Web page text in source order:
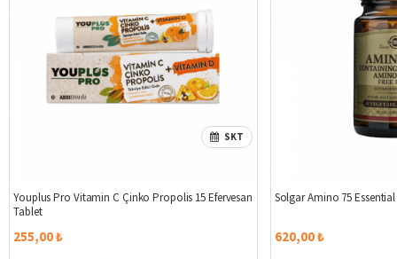
SKT
Youplus Pro Vitamin C Çinko Propolis 15 Efervesan
Tablet
255,00 ₺
Solgar Amino 75
620,00 ₺